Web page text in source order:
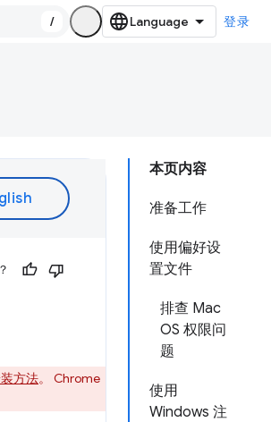
/ 登录
本页内容
准备工作
使用偏好设
置文件
排查 Mac
OS 权限问
题
使用
Windows 注
方法。 Chrome